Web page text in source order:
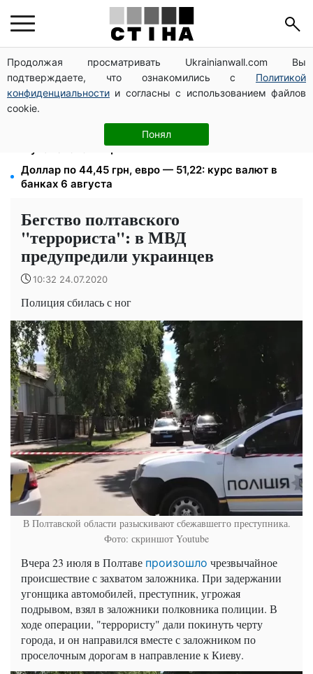
Продолжая просматривать Ukrainianwall.com Вы
подтверждаете, что ознакомились с Политикой
конфиденциальности и согласны с использованием файлов
cookie.
Понял
Депо Укрпочты уничтожено в Павлограде: двое
погибших, доставку пенсий восстановят резервом
113 млрд грн задолжали украинцы за коммуналку:
830 тысяч производств в реестре должников
1500 списанных, 500 уехали сразу: обыски в
Мукачевском ТЦК и ВВК
Доллар по 44,45 грн, евро — 51,22: курс валют в
банках 6 августа
Бегство полтавского
"террориста": в МВД
предупредили украинцев
10:32 24.07.2020
Полиция сбилась с ног
В Полтавской области разыскивают сбежавшегго преступника.
Фото: скриншот Youtube
Вчера 23 июля в Полтаве произошло чрезвычайное
происшествие с захватом заложника. При задержании
угонщика автомобилей, преступник, угрожая
подрывом, взял в заложники полковника полиции. В
ходе операции, "террористу" дали покинуть черту
города, и он направился вместе с заложником по
проселочным дорогам в направление к Киеву.